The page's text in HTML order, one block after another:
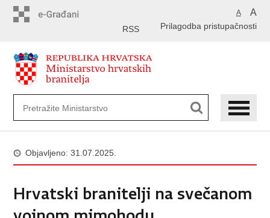
A A
Prilagodba pristupačnosti
RSS
Objavljeno: 31.07.2025.
Hrvatski branitelji na svečanom
vojnom mimohodu